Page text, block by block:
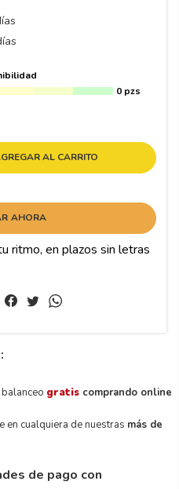
0 pzs
AL CARRITO
AHORA
gratis comprando online
en cualquiera de nuestras más de
de pago con